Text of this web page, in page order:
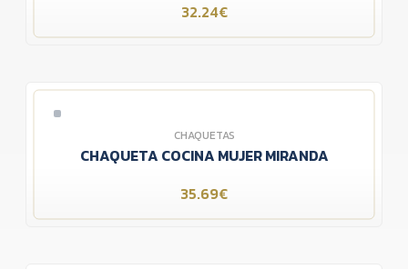
32.24€
CHAQUETAS
CHAQUETA COCINA MUJER MIRANDA
35.69€